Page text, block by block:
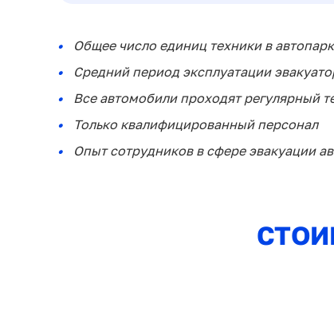
Общее число единиц техники в
Средний период эксплуатации
Все автомобили проходят регулярный
Только квалифицированный персонал
Опыт сотрудников в сфере эвакуации